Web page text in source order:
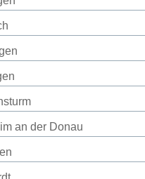
an der Donau